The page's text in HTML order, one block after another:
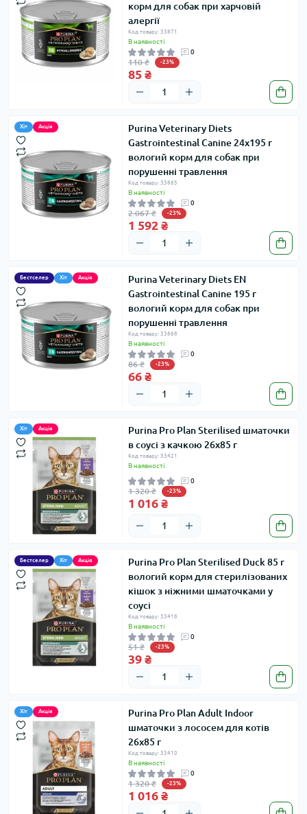
корм для собак при харчовій
алергії
Код товару: 33871
В наявності
0
110 ₴ -23%
85 ₴
Хіт Акція
Purina Veterinary Diets
Gastrointestinal Canine 24х195 г
вологий корм для собак при
порушенні травлення
Код товару: 33865
В наявності
0
2 067 ₴ -23%
1 592 ₴
Бестселер Хіт Акція
Purina Veterinary Diets EN
Gastrointestinal Canine 195 г
вологий корм для собак при
порушенні травлення
Код товару: 33868
В наявності
0
86 ₴ -23%
66 ₴
Хіт Акція
Purina Pro Plan Sterilised шматочки
в соусі з качкою 26x85 г
Код товару: 33421
В наявності
0
1 320 ₴ -23%
1 016 ₴
Бестселер Хіт Акція
Purina Pro Plan Sterilised Duck 85 г
вологий корм для стерилізованих
кішок з ніжними шматочками у
соусі
Код товару: 33418
В наявності
0
51 ₴ -23%
39 ₴
Хіт Акція
Purina Pro Plan Adult Indoor
шматочки з лососем для котів
26x85 г
Код товару: 33410
В наявності
0
1 320 ₴ -23%
1 016 ₴